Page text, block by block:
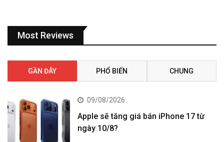
Most Reviews
GẦN ĐÂY PHỔ BIẾN CHUNG
09/08/2026
Apple sẽ tăng giá bán iPhone 17 từ
ngày 10/8?